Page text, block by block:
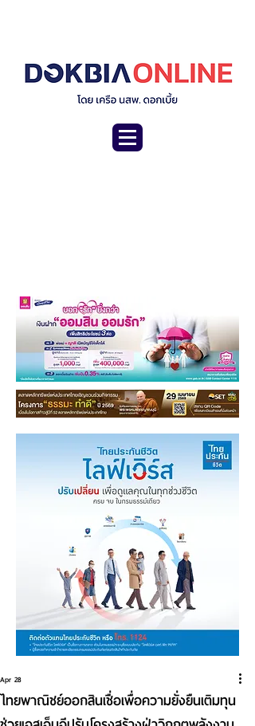
ไทยพาณิชย์ออกสินเชื่อเพื่อความยั่งยืนเติมทุน
Apr 28